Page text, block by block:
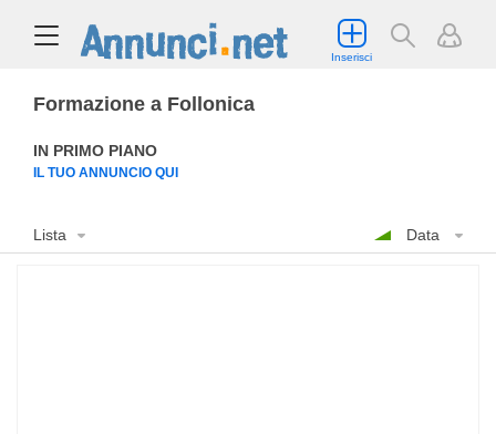
Inserisci
Formazione a Follonica
IN PRIMO PIANO
IL TUO ANNUNCIO QUI
Lista Data